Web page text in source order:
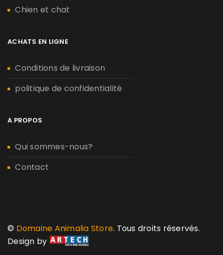
Chien et chat
ACHATS EN LIGNE
Conditions de livraison
politique de confidentialité
A PROPOS
Qui sommes-nous?
Contact
© Domaine Animalia Store. Tous droits réservés.
Design by